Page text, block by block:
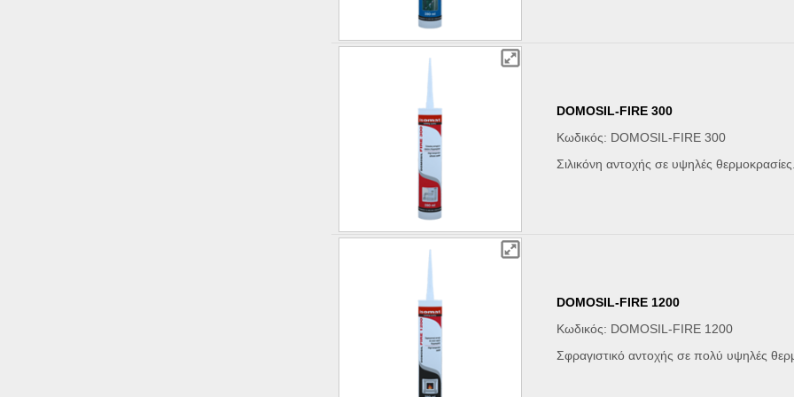
DOMOSIL-FIRE 300
Κωδικός: DOMOSIL-FIRE 300
Σιλικόνη αντοχής σε υψηλές θερμοκρασίες.
DOMOSIL-FIRE 1200
Κωδικός: DOMOSIL-FIRE 1200
Σφραγιστικό αντοχής σε πολύ υψηλές